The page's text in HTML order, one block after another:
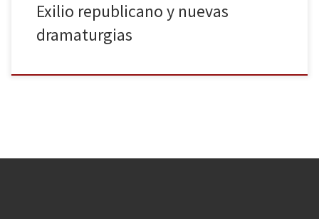
Exilio republicano y nuevas
dramaturgias